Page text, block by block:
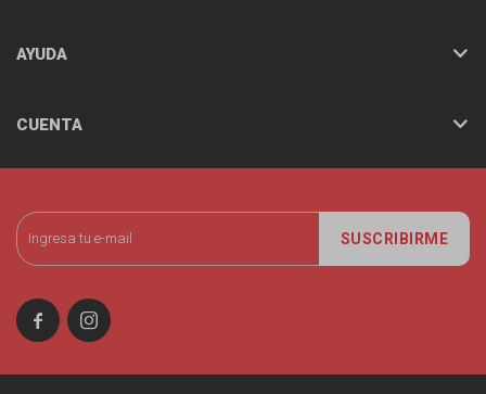
SUSCRIBIRME
 
AYUDA
CUENTA